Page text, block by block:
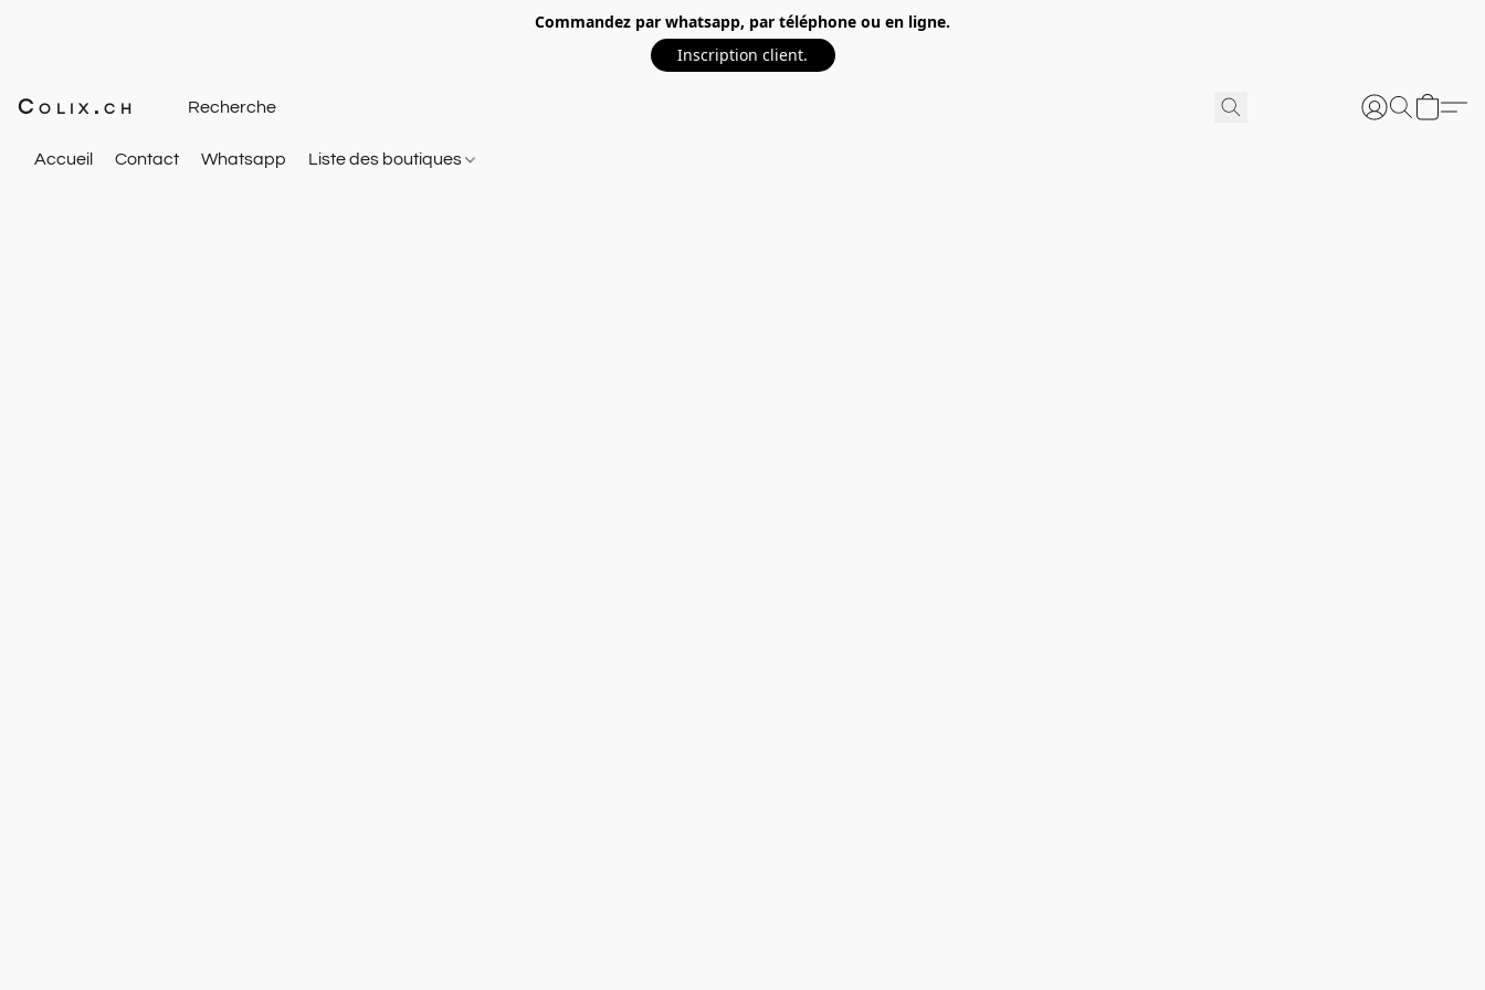
Commandez par whatsapp, par téléphone ou en ligne.
Inscription client.
Colix.ch
Accueil Contact Whatsapp Liste des boutiques